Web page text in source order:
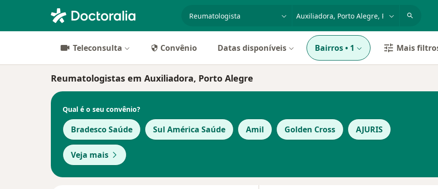
Teleconsulta Convênio Datas disponíveis Bairros• 1 Mais
Reumatologistas em Auxiliadora, Porto Alegre
Qual é o seu convênio?
Bradesco Saúde Sul América Saúde Amil Golden Cross AJURIS
Veja mais